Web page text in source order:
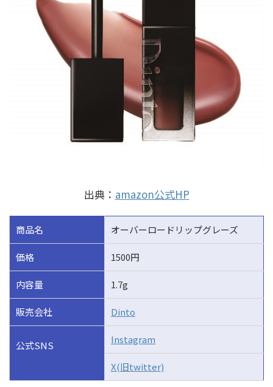
出典： amazon公式HP
商品名 オーバーロードリップグレーズ
価格 1500円
内容量 1.7g
販売会社 Dinto
公式SNS Instagram
X(旧twitter)